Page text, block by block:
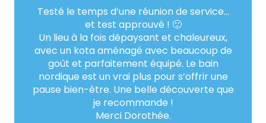
Testé le temps d’une réunion de service…
et test approuvé ! 🙂
Un lieu à la fois dépaysant et chaleureux,
avec un kota aménagé avec beaucoup de
goût et parfaitement équipé. Le bain
nordique est un vrai plus pour s’offrir une
pause bien-être. Une belle découverte que
je recommande !
Merci Dorothée.